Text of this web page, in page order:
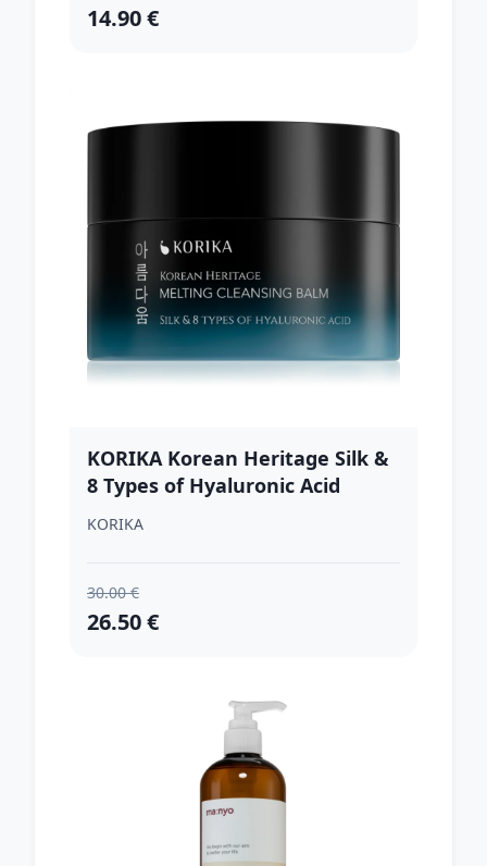
14.90 €
KORIKA Korean Heritage Silk &
8 Types of Hyaluronic Acid
Melting Cleansing Balm
KORIKA
30.00 €
26.50 €